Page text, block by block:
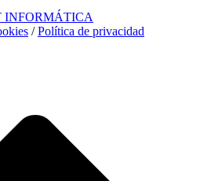
INFORMÁTICA
/Política de privacidad